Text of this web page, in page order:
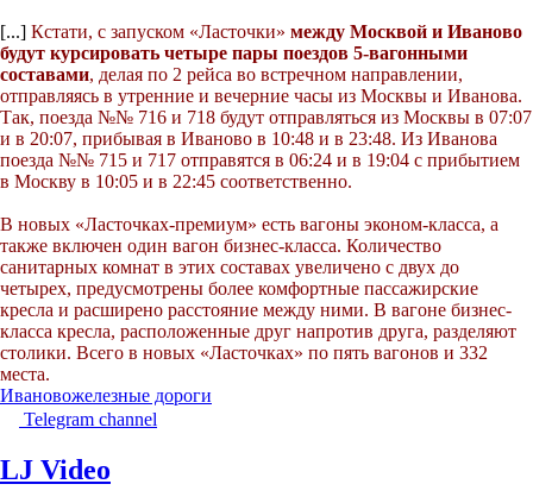
[...] Кстати, с запуском «Ласточки» между Москвой и Иваново
будут курсировать четыре пары поездов 5-вагонными
составами, делая по 2 рейса во встречном направлении,
отправляясь в утренние и вечерние часы из Москвы и Иванова.
Так, поезда №№ 716 и 718 будут отправляться из Москвы в 07:07
и в 20:07, прибывая в Иваново в 10:48 и в 23:48. Из Иванова
поезда №№ 715 и 717 отправятся в 06:24 и в 19:04 с прибытием
в Москву в 10:05 и в 22:45 соответственно.
В новых «Ласточках-премиум» есть вагоны эконом-класса, а
также включен один вагон бизнес-класса. Количество
санитарных комнат в этих составах увеличено с двух до
четырех, предусмотрены более комфортные пассажирские
кресла и расширено расстояние между ними. В вагоне бизнес-
класса кресла, расположенные друг напротив друга, разделяют
столики. Всего в новых «Ласточках» по пять вагонов и 332
места.
Ивановожелезные дороги
Telegram channel
LJ Video